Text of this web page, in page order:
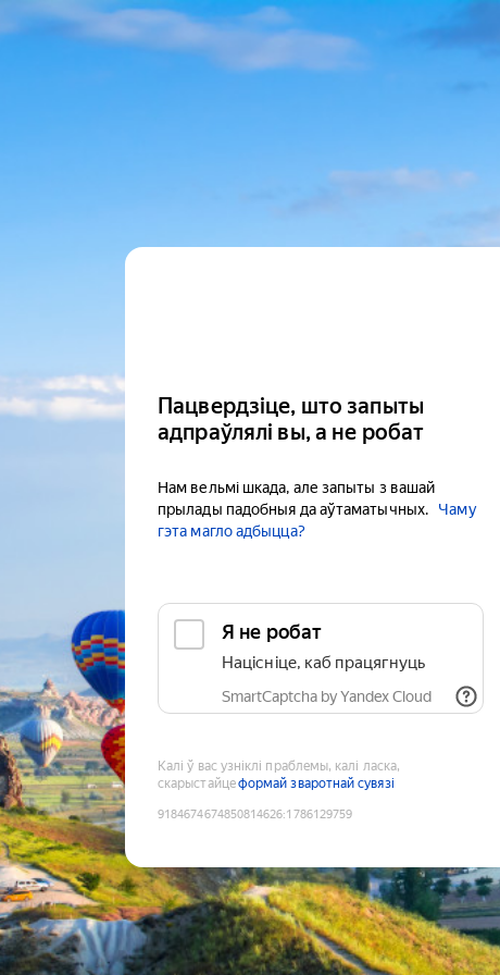
Пацвердзіце, што запыты
адпраўлялі вы, а не робат
Нам вельмі шкада, але запыты з вашай
прылады падобныя да аўтаматычных.
Чаму
гэта магло адбыцца?
Я не робат
Націсніце, каб працягнуць
SmartCaptcha by Yandex Cloud
Калі ў вас узніклі праблемы, калі ласка,
скарыстайцеформай зваротнай сувязі
9184674674850814626:1786129759